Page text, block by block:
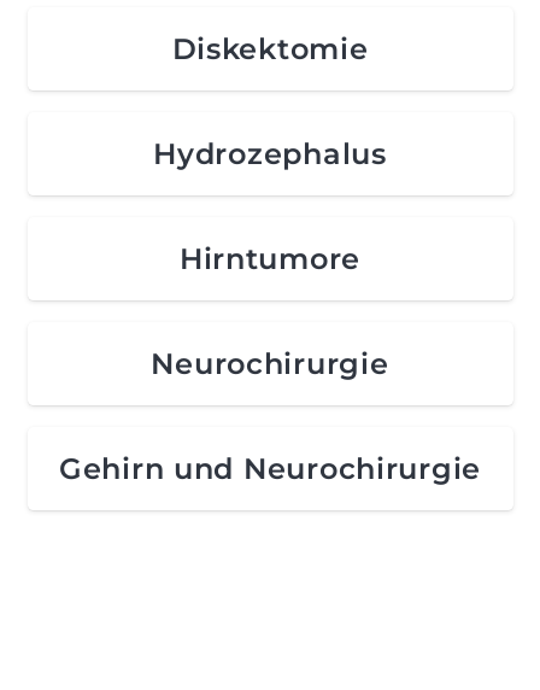
Diskektomie
Hydrozephalus
Hirntumore
Neurochirurgie
Gehirn und Neurochirurgie